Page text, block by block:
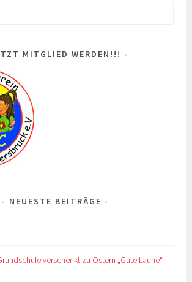
MITGLIED WERDEN!!!
NEUESTE BEITRÄGE
verschenkt zu Ostern „Gute Laune“